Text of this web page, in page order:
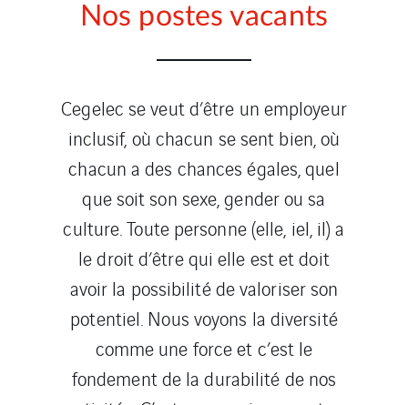
Nos postes vacants
Cegelec se veut d’être un employeur
inclusif, où chacun se sent bien, où
chacun a des chances égales, quel
que soit son sexe, gender ou sa
culture. Toute personne (elle, iel, il) a
le droit d’être qui elle est et doit
avoir la possibilité de valoriser son
potentiel. Nous voyons la diversité
comme une force et c’est le
fondement de la durabilité de nos